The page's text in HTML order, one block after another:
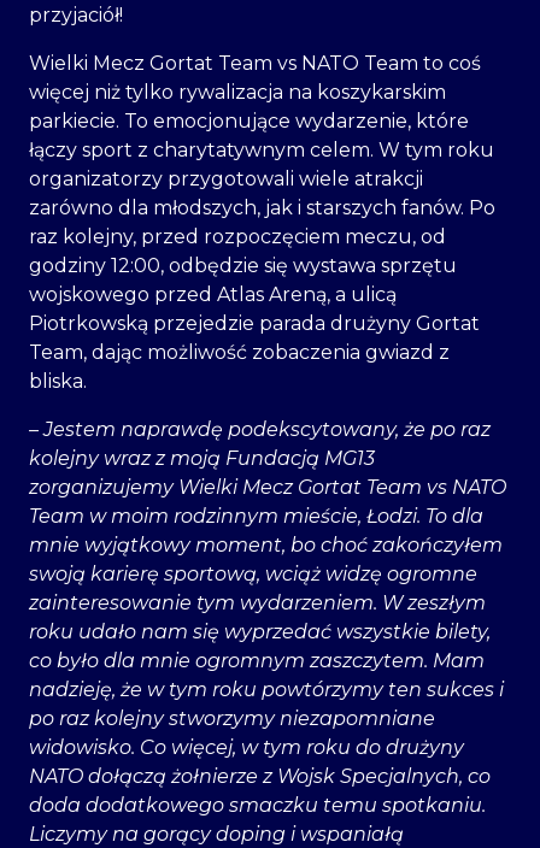
przyjaciół!
Wielki Mecz Gortat Team vs NATO Team to coś
więcej niż tylko rywalizacja na koszykarskim
parkiecie. To emocjonujące wydarzenie, które
łączy sport z charytatywnym celem. W tym roku
organizatorzy przygotowali wiele atrakcji
zarówno dla młodszych, jak i starszych fanów. Po
raz kolejny, przed rozpoczęciem meczu, od
godziny 12:00, odbędzie się wystawa sprzętu
wojskowego przed Atlas Areną, a ulicą
Piotrkowską przejedzie parada drużyny Gortat
Team, dając możliwość zobaczenia gwiazd z
bliska.
– Jestem naprawdę podekscytowany, że po raz
kolejny wraz z moją Fundacją MG13
zorganizujemy Wielki Mecz Gortat Team vs NATO
Team w moim rodzinnym mieście, Łodzi. To dla
mnie wyjątkowy moment, bo choć zakończyłem
swoją karierę sportową, wciąż widzę ogromne
zainteresowanie tym wydarzeniem. W zeszłym
roku udało nam się wyprzedać wszystkie bilety,
co było dla mnie ogromnym zaszczytem. Mam
nadzieję, że w tym roku powtórzymy ten sukces i
po raz kolejny stworzymy niezapomniane
widowisko. Co więcej, w tym roku do drużyny
NATO dołączą żołnierze z Wojsk Specjalnych, co
doda dodatkowego smaczku temu spotkaniu.
Liczymy na gorący doping i wspaniałą